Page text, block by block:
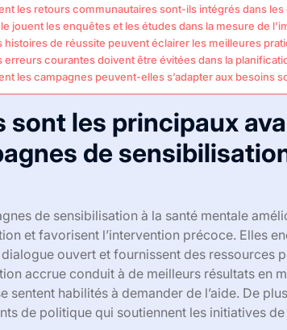
les retours communautaires sont-ils intégrés dans
jouent les enquêtes et les études dans la mesure de
histoires de réussite peuvent éclairer les meilleures
erreurs courantes doivent être évitées dans la
les campagnes peuvent-elles s’adapter aux besoins
sont les principaux
de
de sensibilisation à la santé mentale
et favorisent l’intervention précoce. Elles
ouvert et fournissent des ressources
accrue conduit à de meilleurs résultats en
sentent habilités à demander de l’aide. De
de politique qui soutiennent les initiatives de